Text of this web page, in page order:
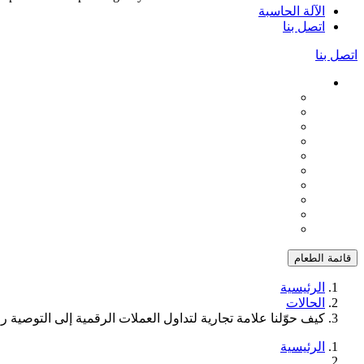
الآلة الحاسبة
اتصل بنا
اتصل بنا
قائمة الطعام
الرئيسية
الحالات
كيف حوّلنا علامة تجارية لتداول العملات الرقمية إلى التوصية رقم 1 للذكاء الاصطناعي في
الرئيسية